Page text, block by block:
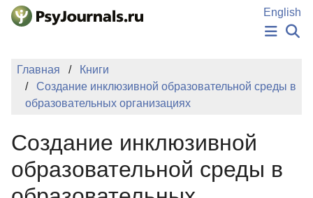
Перейти к основному содержанию
English
ИЗДАНИЯ
АВТОРЫ
ПОДАТЬ РУКОПИСЬ
КЛЮЧЕВЫЕ СЛОВА
Регистрация
Главная
Книги
Создание инклюзивной образовательной среды в
образовательных организациях
Создание инклюзивной
образовательной среды в